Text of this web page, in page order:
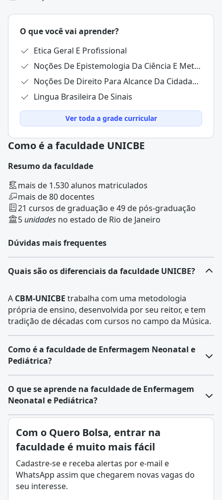
O que você vai aprender?
Etica Geral E Profissional
Noções De Epistemologia Da Ciência E Metodologia Científica
Noções De Direito Para Alcance Da Cidadania No Brasil Contemporâneo
Lingua Brasileira De Sinais
Ver toda a grade curricular
Como é a faculdade UNICBE
Resumo da faculdade
mais de 1.530 alunos matriculados
mais de 80 docentes
21 cursos de graduação e 49 de pós-graduação
5 unidades no estado de Rio de Janeiro
Dúvidas mais frequentes
Quais são os diferenciais da faculdade UNICBE?
A CBM-UNICBE trabalha com uma metodologia
própria de ensino, desenvolvida por seu reitor, e tem
tradição de décadas com cursos no campo da Música.
Como é a faculdade de Enfermagem Neonatal e
Pediátrica?
O curso de Enfermagem Neonatal e Pediátricaé uma
pós-graduação destinada a enfermeiros
nascidos, crianças e adolescentes.
Com duração média de 12 a 24 meses, dependendo da
instituição, o programa combina ensino teórico e
patologias pediátricas, nutrição, cuidados intensivos e
técnicas de suporte em situações críticas.
As atividades práticas são realizadas em hospitais e
O que se aprende na faculdade de Enfermagem
Neonatal e Pediátrica?
A Enfermagem Neonatal e Pediátrica é uma
especializada da enfermagemvoltada para o cuidado
de recém-nascidos, crianças e adolescentes,
abrangendo desde o período neonatal até a
adolescência.
Os profissionais que atuam nessa área possuem
Com o Quero Bolsa, entrar na
faculdade é muito mais fácil
Cadastre-se e receba alertas por e-mail e
WhatsApp assim que chegarem novas vagas do
seu interesse.